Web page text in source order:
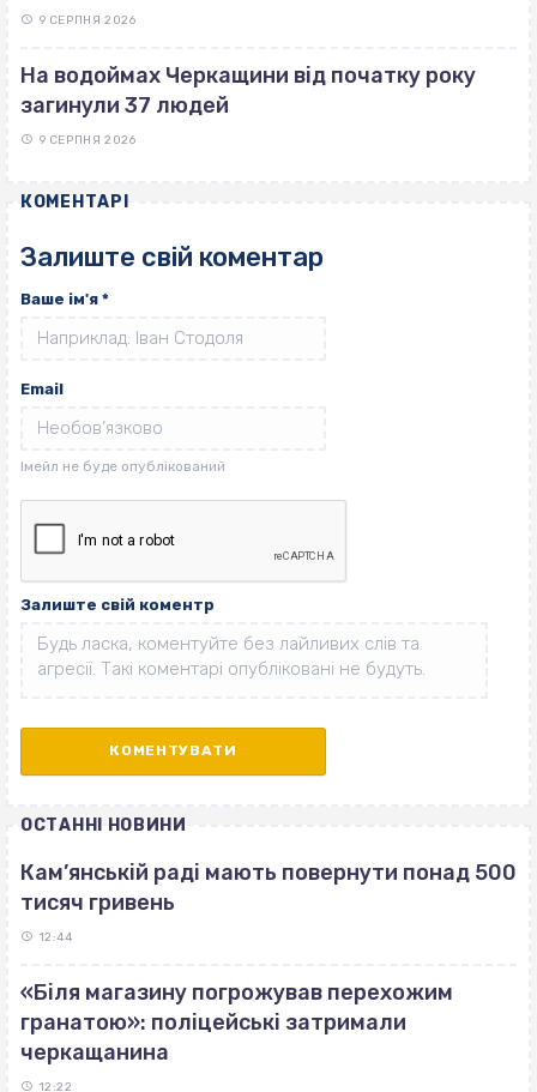
9 СЕРПНЯ 2026
На водоймах Черкащини від початку року
загинули 37 людей
9 СЕРПНЯ 2026
КОМЕНТАРІ
Залиште свій коментар
Ваше ім'я *
Email
Залиште свій коментр
ОСТАННІ НОВИНИ
Кам’янській раді мають повернути понад 500
тисяч гривень
12:44
«Біля магазину погрожував перехожим
гранатою»: поліцейські затримали
черкащанина
12:22